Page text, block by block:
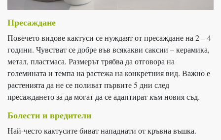
Пресаждане
Повечето видове кактуси се нуждаят от пресаждане на 2 – 4
години. Чувстват се добре във всякакви саксии – керамика,
метал, пластмаса. Размерът трябва да отговора на
големината и темпа на растежа на конкретния вид. Важно е
растенията да не се поливат първите 5 дни след
пресаждането за да могат да се адаптират към новия съд.
Болести и вредители
Най-често кактусите биват нападнати от кръвна въшка.